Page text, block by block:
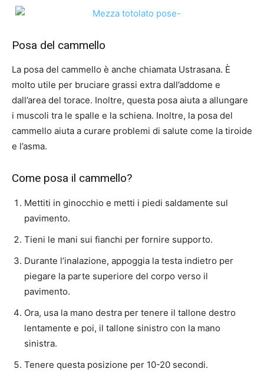
Posa del cammello
La posa del cammello è anche chiamata Ustrasana. È
molto utile per bruciare grassi extra dall’addome e
dall’area del torace. Inoltre, questa posa aiuta a allungare
i muscoli tra le spalle e la schiena. Inoltre, la posa del
cammello aiuta a curare problemi di salute come la tiroide
e l’asma.
Come posa il cammello?
Mettiti in ginocchio e metti i piedi saldamente sul
pavimento.
Tieni le mani sui fianchi per fornire supporto.
Durante l’inalazione, appoggia la testa indietro per
piegare la parte superiore del corpo verso il
pavimento.
Ora, usa la mano destra per tenere il tallone destro
lentamente e poi, il tallone sinistro con la mano
sinistra.
Tenere questa posizione per 10-20 secondi.